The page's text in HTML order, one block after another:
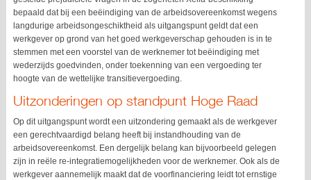
bepaald dat bij een beëindiging van de arbeidsovereenkomst wegens
langdurige arbeidsongeschiktheid als uitgangspunt geldt dat een
werkgever op grond van het goed werkgeverschap gehouden is in te
stemmen met een voorstel van de werknemer tot beëindiging met
wederzijds goedvinden, onder toekenning van een vergoeding ter
hoogte van de wettelijke transitievergoeding.
Uitzonderingen op standpunt Hoge Raad
Op dit uitgangspunt wordt een uitzondering gemaakt als de werkgever
een gerechtvaardigd belang heeft bij instandhouding van de
arbeidsovereenkomst. Een dergelijk belang kan bijvoorbeeld gelegen
zijn in reële re-integratiemogelijkheden voor de werknemer. Ook als de
werkgever aannemelijk maakt dat de voorfinanciering leidt tot ernstige